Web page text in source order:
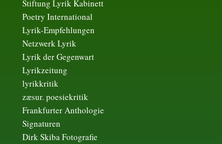
Stiftung Lyrik Kabinett
Poetry International
Lyrik-Empfehlungen
Netzwerk Lyrik
Lyrik der Gegenwart
Lyrikzeitung
lyrikkritik
zæsur. poesiekritik
Frankfurter Anthologie
Signaturen
Dirk Skiba Fotografie